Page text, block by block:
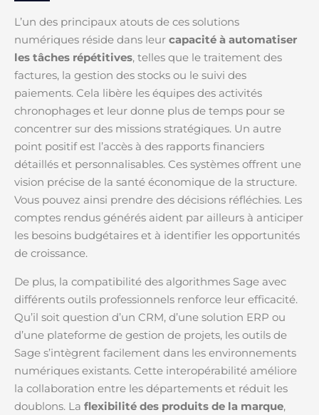
L’un des principaux atouts de ces solutions
numériques réside dans leur capacité à automatiser
les tâches répétitives, telles que le traitement des
factures, la gestion des stocks ou le suivi des
paiements. Cela libère les équipes des activités
chronophages et leur donne plus de temps pour se
concentrer sur des missions stratégiques. Un autre
point positif est l’accès à des rapports financiers
détaillés et personnalisables. Ces systèmes offrent une
vision précise de la santé économique de la structure.
Vous pouvez ainsi prendre des décisions réfléchies. Les
comptes rendus générés aident par ailleurs à anticiper
les besoins budgétaires et à identifier les opportunités
de croissance.
De plus, la compatibilité des algorithmes Sage avec
différents outils professionnels renforce leur efficacité.
Qu’il soit question d’un CRM, d’une solution ERP ou
d’une plateforme de gestion de projets, les outils de
Sage s’intègrent facilement dans les environnements
numériques existants. Cette interopérabilité améliore
la collaboration entre les départements et réduit les
doublons. La flexibilité des produits de la marque,